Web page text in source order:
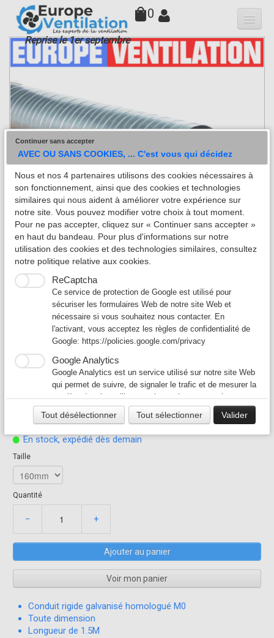
Reprise le 1er septembre
0
Qui sommes-nous
Moteurs▼
Variateurs
Accessoires
Filtres
Faq
Contact
CONDUIT RIGIDE 1.5ML
EN ACIER GALVANISE
POUR VENTILATION
HOTTE PRO
35,00 €
CONDUITR
En stock, expédié dès demain
Taille
Quantité
− +
Ajouter au panier
Voir mon panier
Conduit rigide galvanisé homologué M0
Toute dimension
Longueur de 1.5M
Continuer sans accepter
AVEC OU SANS COOKIES, ... C'est vous qui décidez
Nous et nos 4 partenaires utilisons des cookies nécessaires à
son fonctionnement, ainsi que des cookies et technologies
similaires qui nous aident à améliorer votre expérience sur
notre site. Vous pouvez modifier votre choix à tout moment.
Pour ne pas accepter, cliquez sur « Continuer sans accepter »
en haut du bandeau. Pour plus d'informations sur notre
utilisation des cookies et des technologies similaires, consultez
notre politique relative aux cookies.
ReCaptcha
Ce service de protection de Google est utilisé pour
sécuriser les formulaires Web de notre site Web et
nécessaire si vous souhaitez nous contacter. En
l'activant, vous acceptez les règles de confidentialité de
Google: https://policies.google.com/privacy
Google Analytics
Google Analytics est un service utilisé sur notre site Web
qui permet de suivre, de signaler le trafic et de mesurer la
manière dont les utilisateurs interagissent avec le contenu
de notre site Web afin de l’améliorer et de fournir de
meilleurs services.
Google Ad
contenu publicitaire. En l'activant, vous acceptez les
règles de confidentialité de Google:
Tout désélectionner Tout sélectionner Valider